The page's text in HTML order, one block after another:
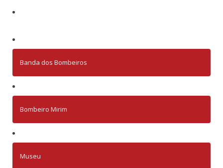
Banda dos Bombeiros
Bombeiro Mirim
Museu